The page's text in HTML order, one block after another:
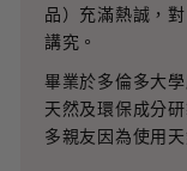
品）充滿熱誠，
講究。
畢業於多倫多大
天然及環保成分
多親友因為使用